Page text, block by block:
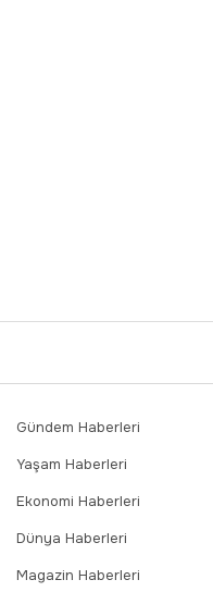
Gündem Haberleri
Yaşam Haberleri
Ekonomi Haberleri
Dünya Haberleri
Magazin Haberleri